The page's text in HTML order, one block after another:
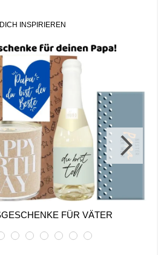
INSPIRIEREN
FÜR VÄTER